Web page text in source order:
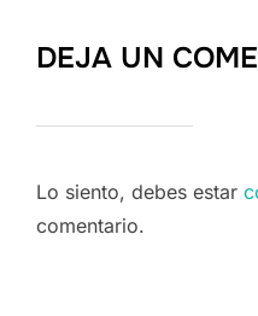
DEJA UN
Lo siento, debes estar
comentario.